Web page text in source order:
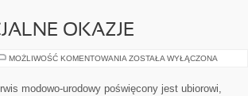
OKAZJE
MOŻLIWOŚĆ KOMENTOWANIA STYLIZACJE
OKAZJE
ZOSTAŁA WYŁĄCZONA
modowo-urodowy poświęcony jest ubiorowi,